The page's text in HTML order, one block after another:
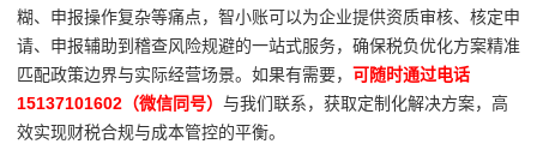
糊、申报操作复杂等痛点，智小账可以为企业提供资质审核、核定申
请、申报辅助到稽查风险规避的一站式服务，确保税负优化方案精准
匹配政策边界与实际经营场景。如果有需要， 可随时通过电话
15137101602（微信同号） 与我们联系，获取定制化解决方案，高
效实现财税合规与成本管控的平衡。